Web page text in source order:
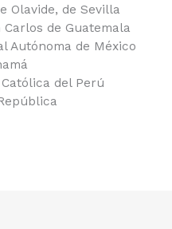
Olavide, de Sevilla
Carlos de Guatemala
Autónoma de México
del Perú